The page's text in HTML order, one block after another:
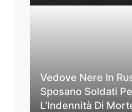
Vedove Nere In
Sposano Soldati
L’Indennità Di